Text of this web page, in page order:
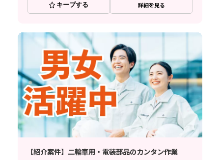
キープする 詳細を見る
【紹介案件】二輪車用・電装部品のカンタン作業